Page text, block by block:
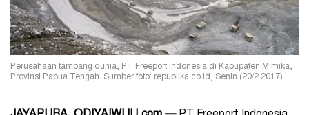
Perusahaan tambang dunia, PT Freeport Indonesia di Kabupaten Mimika,
Provinsi Papua Tengah. Sumber foto: republika.co.id, Senin (20/2 2017)